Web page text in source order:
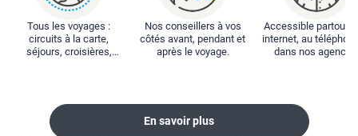
Tous les voyages :
circuits à la carte,
séjours, croisières,
Nos conseillers à vos
côtés avant, pendant et
après le voyage.
Accessible partout :
internet, au
dans nos
En savoir plus